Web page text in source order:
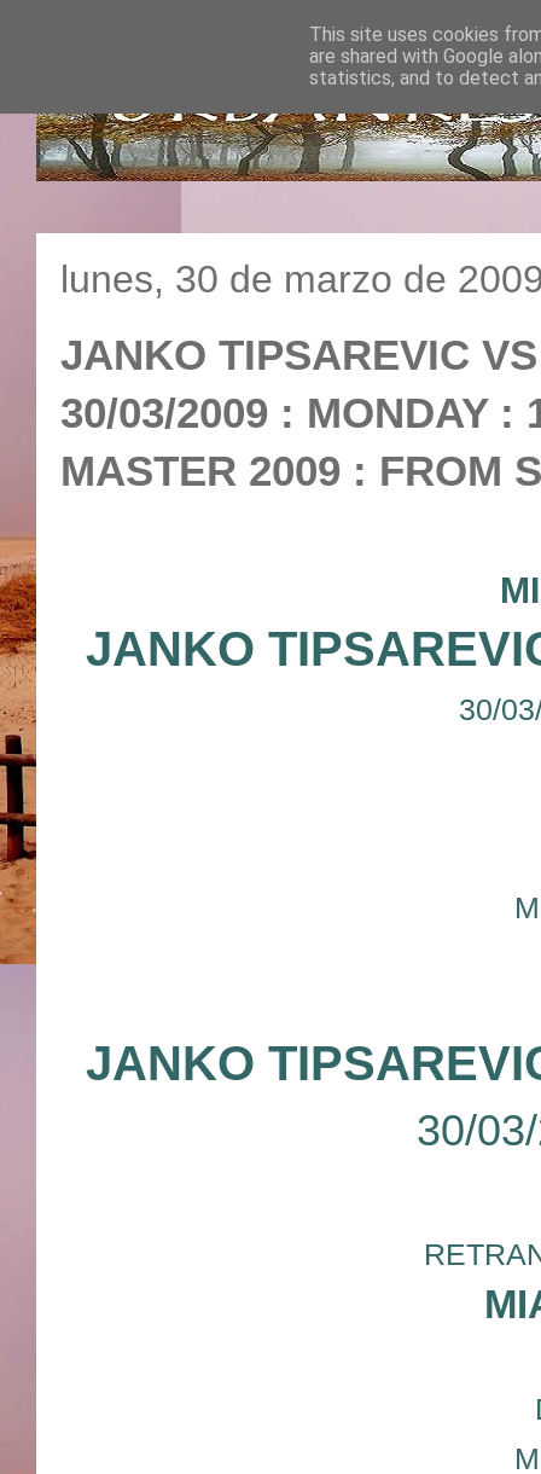
lunes, 30 de marzo de
JANKO TIPSAREVIC
30/03/2009 : MONDAY :
MASTER 2009 : FROM
JANKO
30/
JANKO
30/
This site uses cookies
are shared with Google
statistics, and to detect